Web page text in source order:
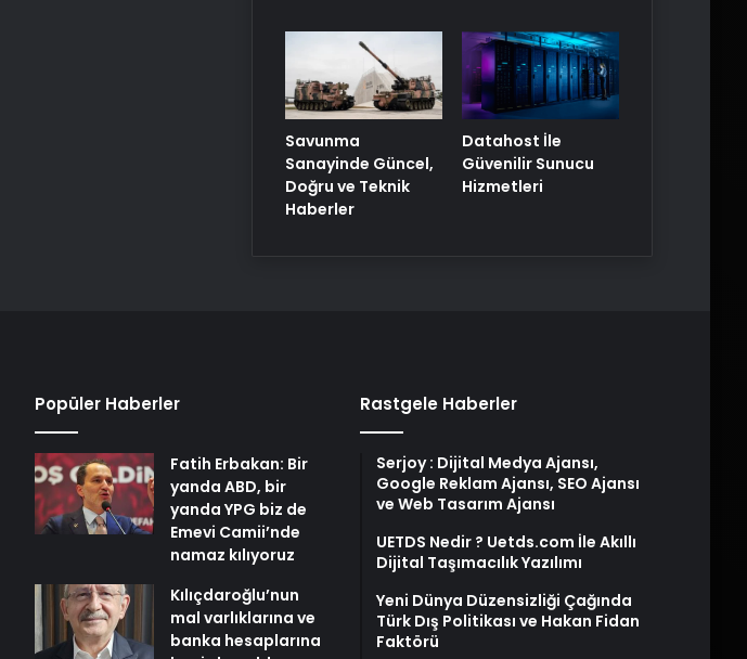
Savunma
Sanayinde Güncel,
Doğru ve Teknik
Haberler
Datahost İle
Güvenilir Sunucu
Hizmetleri
Popüler Haberler
Fatih Erbakan: Bir
yanda ABD, bir
yanda YPG biz de
Emevi Camii’nde
namaz kılıyoruz
Kılıçdaroğlu’nun
mal varlıklarına ve
banka hesaplarına
Rastgele Haberler
Serjoy : Dijital Medya Ajansı,
Google Reklam Ajansı, SEO Ajansı
ve Web Tasarım Ajansı
UETDS Nedir ? Uetds.com İle Akıllı
Dijital Taşımacılık Yazılımı
Yeni Dünya Düzensizliği Çağında
Türk Dış Politikası ve Hakan Fidan
Faktörü